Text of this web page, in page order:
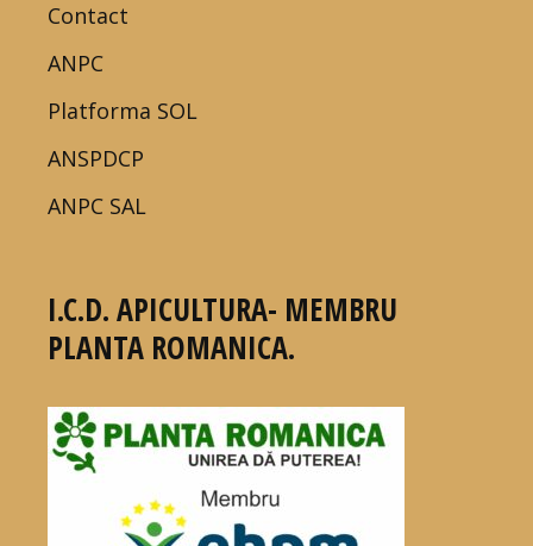
Contact
ANPC
Platforma SOL
ANSPDCP
ANPC SAL
I.C.D. APICULTURA- MEMBRU
PLANTA ROMANICA.